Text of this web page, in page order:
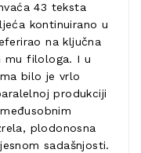
43 teksta
kontinuirano u
na ključna
mu filologa. I u
bilo je vrlo
produkciji
plodonosna
sadašnjosti.